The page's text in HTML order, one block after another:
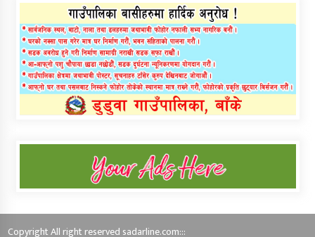
Copyright All right reserved sadarline.com:::